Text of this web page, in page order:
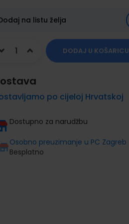
na listu želja
DODAJ U KOŠARICU
po cijeloj Hrvatskoj
Dostupno za narudžbu
Osobno preuzimanje u PC Zagreb
Besplatno